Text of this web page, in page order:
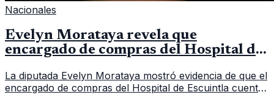
Nacionales
Evelyn Morataya revela que
encargado de compras del Hospital de
La diputada Evelyn Morataya mostró evidencia de que el
encargado de compras del Hospital de Escuintla cuenta